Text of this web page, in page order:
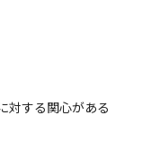
対する関心がある